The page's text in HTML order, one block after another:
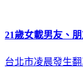
21歲女載男友、
台北市凌晨發生